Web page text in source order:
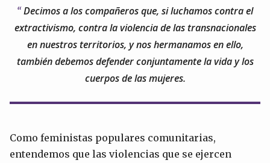
Decimos a los compañeros que, si luchamos contra el
extractivismo, contra la violencia de las transnacionales
en nuestros territorios, y nos hermanamos en ello,
también debemos defender conjuntamente la vida y los
cuerpos de las mujeres.
Como feministas populares comunitarias,
entendemos que las violencias que se ejercen